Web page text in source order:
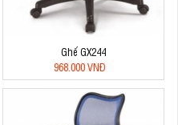
Ghế GX244
968.000 VNĐ